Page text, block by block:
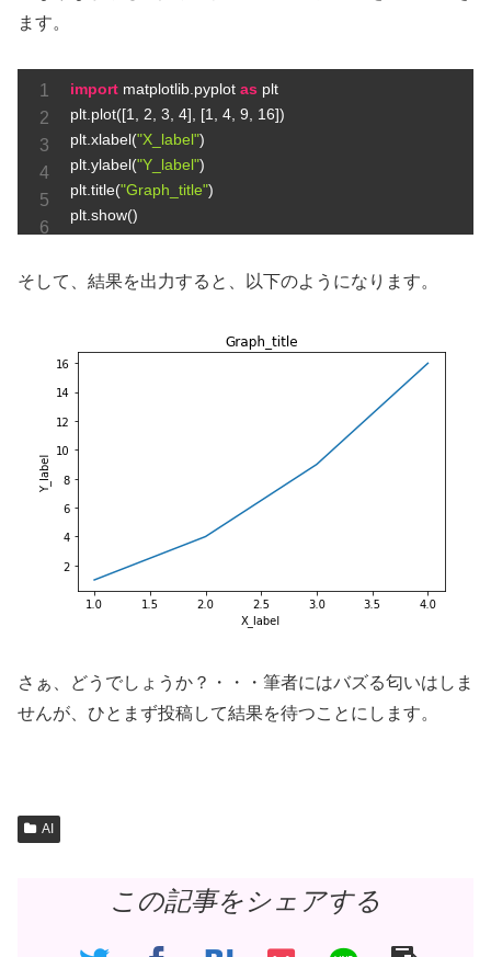
ます。
import matplotlib.pyplot as plt
plt.plot([1 2 3 4], [1 4 9 16])
plt.xlabel("X_label")
plt.ylabel("Y_label")
plt.title("Graph_title")
plt.show()
そして、結果を出力すると、以下のようになります。
さぁ、どうでしょうか？・・・筆者にはバズる匂いはしま
せんが、ひとまず投稿して結果を待つことにします。
AI
この記事をシェアする